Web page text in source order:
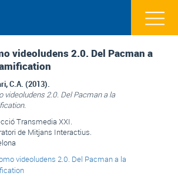
videoludens 2.0. Del Pacman a
C.A. (2013).
videoludens 2.0. Del Pacman a la
Transmedia XXI.
de Mitjans Interactius.
videoludens 2.0. Del Pacman a la